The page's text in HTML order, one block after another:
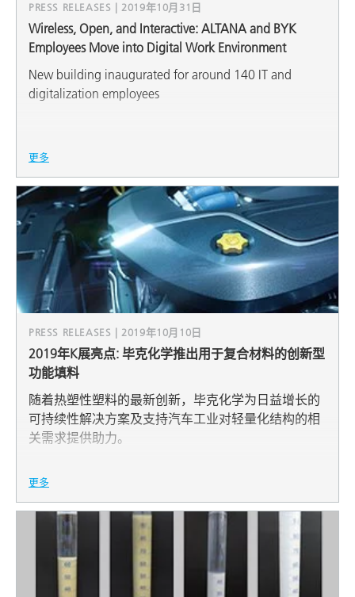
PRESS RELEASES | 2019年10月31日
Wireless, Open, and Interactive: ALTANA and BYK
Employees Move into Digital Work Environment
New building inaugurated for around 140 IT and
digitalization employees
更多
PRESS RELEASES | 2019年10月10日
2019年K展亮点: 毕克化学推出用于复合材料的创新型
功能填料
随着热塑性塑料的最新创新，毕克化学为日益增长的
可持续性解决方案及支持汽车工业对轻量化结构的相
关需求提供助力。
更多